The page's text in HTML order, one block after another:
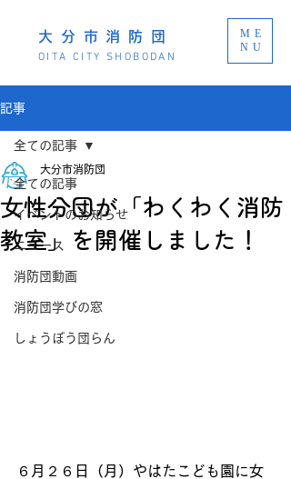
大分市消防団
OITA CITY SHOBODAN
ME
NU
記事
全ての記事
イベントのお知らせ
ニュース
消防団動画
消防団学びの窓
しょうぼう団らん
全ての記事
女性分団が「わくわく消防
教室」を開催しました！
大分市消防団
６月２６日（月）やはたこども園に女